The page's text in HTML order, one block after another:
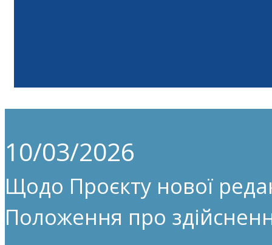
10/03/2026
Щодо Проєкту нової
Положення про